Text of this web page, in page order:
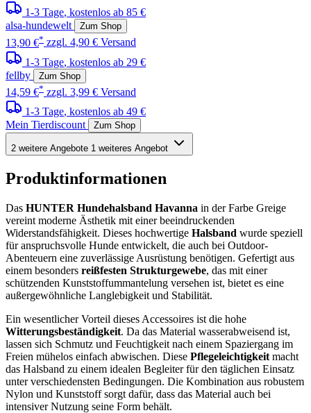
1-3 Tage, kostenlos ab 85 €
alsa-hundewelt
Zum Shop
13,90 €* zzgl. 4,90 € Versand
1-3 Tage, kostenlos ab 29 €
fellby
Zum Shop
14,59 €* zzgl. 3,99 € Versand
1-3 Tage, kostenlos ab 49 €
Mein Tierdiscount
Zum Shop
2 weitere Angebote 1 weiteres Angebot
Produktinformationen
Das HUNTER Hundehalsband Havanna in der Farbe Greige
vereint moderne Ästhetik mit einer beeindruckenden
Widerstandsfähigkeit. Dieses hochwertige Halsband wurde speziell
für anspruchsvolle Hunde entwickelt, die auch bei Outdoor-
Abenteuern eine zuverlässige Ausrüstung benötigen. Gefertigt aus
einem besonders reißfesten Strukturgewebe, das mit einer
schützenden Kunststoffummantelung versehen ist, bietet es eine
außergewöhnliche Langlebigkeit und Stabilität.
Ein wesentlicher Vorteil dieses Accessoires ist die hohe
Witterungsbeständigkeit. Da das Material wasserabweisend ist,
lassen sich Schmutz und Feuchtigkeit nach einem Spaziergang im
Freien mühelos einfach abwischen. Diese Pflegeleichtigkeit macht
das Halsband zu einem idealen Begleiter für den täglichen Einsatz
unter verschiedensten Bedingungen. Die Kombination aus robustem
Nylon und Kunststoff sorgt dafür, dass das Material auch bei
intensiver Nutzung seine Form behält.